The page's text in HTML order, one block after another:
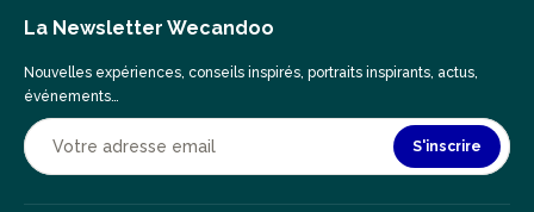
La Newsletter Wecandoo
Nouvelles expériences, conseils inspirés, portraits inspirants, actus,
événements…
S'inscrire